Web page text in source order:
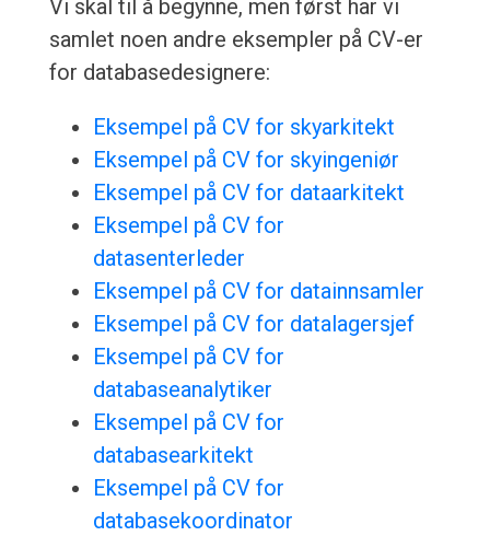
Vi skal til å begynne, men først har vi
samlet noen andre eksempler på CV-er
for databasedesignere:
Eksempel på CV for skyarkitekt
Eksempel på CV for skyingeniør
Eksempel på CV for dataarkitekt
Eksempel på CV for
datasenterleder
Eksempel på CV for datainnsamler
Eksempel på CV for datalagersjef
Eksempel på CV for
databaseanalytiker
Eksempel på CV for
databasearkitekt
Eksempel på CV for
databasekoordinator